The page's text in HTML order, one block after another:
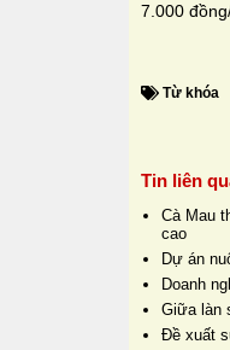
7.000
Từ khóa
Tin liên
Cà Mau
cao
Dự án
Doanh
Giữa làn
Đề xuất